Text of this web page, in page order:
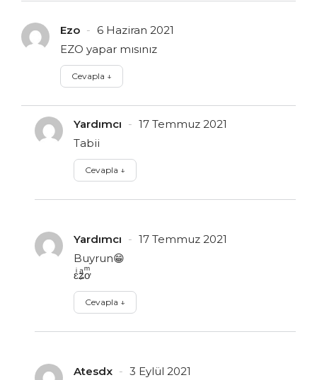
Ezo
6 Haziran 2021
EZO yapar mısınız
Cevapla ↓
Yardımcı
17 Temmuz 2021
Tabii
Cevapla ↓
Yardımcı
17 Temmuz 2021
Buyrun😁
ɛͥʑͣơͫ
Cevapla ↓
Atesdx 3 Eylül 2021